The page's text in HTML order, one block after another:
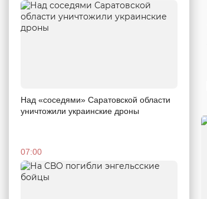
Над «соседями» Саратовской области
уничтожили украинские дроны
07:00